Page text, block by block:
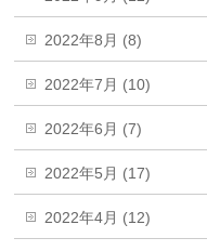
2022年8月 (8)
2022年7月 (10)
2022年6月 (7)
2022年5月 (17)
2022年4月 (12)